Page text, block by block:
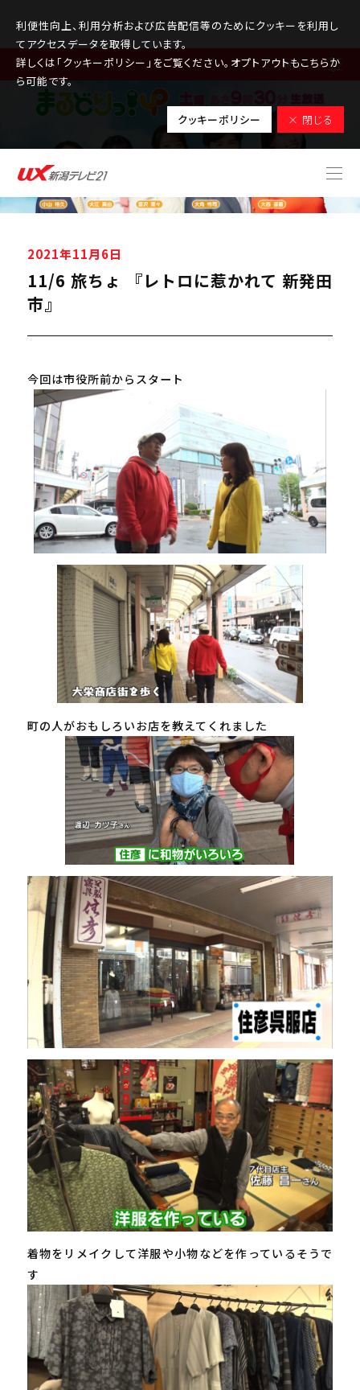
利便性向上、利用分析および広告配信等のためにクッキーを利用し
てアクセスデータを取得しています。
詳しくは「クッキーポリシー」をご覧ください。オプトアウトもこちらか
ら可能です。
クッキーポリシー × 閉じる
MENU
2021年11月6日
11/6 旅ちょ 『レトロに惹かれて 新発田
市』
今回は市役所前からスタート
町の人がおもしろいお店を教えてくれました
着物をリメイクして洋服や小物などを作っているそうで
す